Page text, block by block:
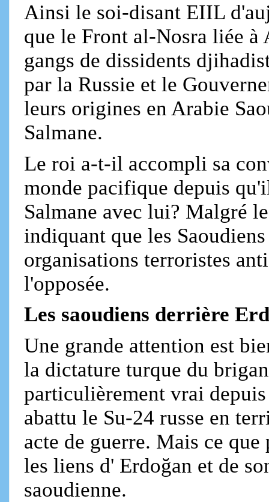
Ainsi le soi-disant EIIL
que le Front al-Nosra liée à
gangs de dissidents
par la Russie et le
leurs origines en Arabie
Salmane.
Le roi a-t-il accompli sa
monde pacifique depuis
Salmane avec lui? Malgré
indiquant que les
organisations terroristes
l'opposée.
Les saoudiens derrière
Une grande attention est
la dictature turque du
particulièrement vrai
abattu le Su-24 russe en
acte de guerre. Mais ce
les liens d' Erdoğan et de
saoudienne.